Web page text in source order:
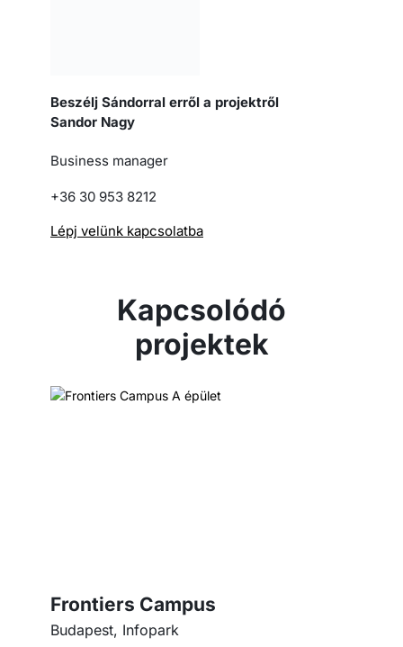
Beszélj Sándorral erről a projektről
Sandor Nagy
Business manager
+36 30 953 8212
Lépj velünk kapcsolatba
Kapcsolódó
projektek
Frontiers Campus
Budapest, Infopark